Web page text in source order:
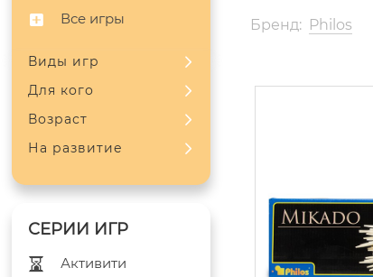
Все игры
Виды игр
Для кого
Возраст
На развитие
Активити
Бренд: Philos